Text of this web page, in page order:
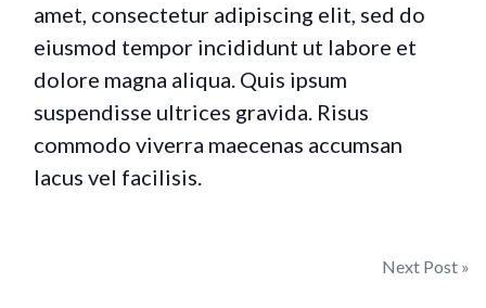
amet, consectetur adipiscing elit, sed do
eiusmod tempor incididunt ut labore et
dolore magna aliqua. Quis ipsum
suspendisse ultrices gravida. Risus
commodo viverra maecenas accumsan
lacus vel facilisis.
Next Post »